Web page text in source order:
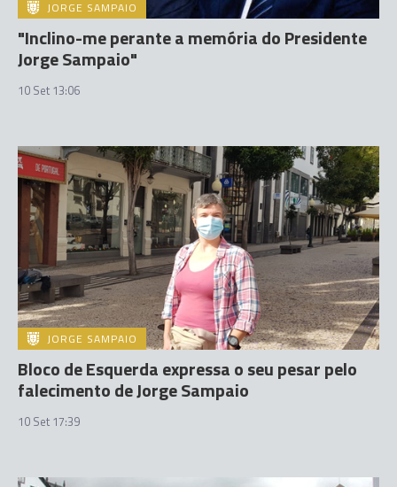
JORGE SAMPAIO
"Inclino-me perante a memória do Presidente
Jorge Sampaio"
10 Set 13:06
JORGE SAMPAIO
Bloco de Esquerda expressa o seu pesar pelo
falecimento de Jorge Sampaio
10 Set 17:39